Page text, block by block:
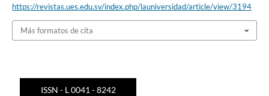
https://revistas.ues.edu.sv/index.php/launiversidad/article/view/3194
Más formatos de cita
ISSN - L 0041 - 8242